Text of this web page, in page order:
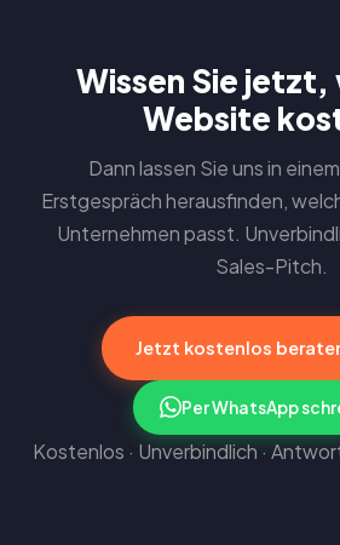
Wissen Sie jetzt,
Website
Dann lassen Sie uns in
Erstgespräch herausfinden,
Unternehmen passt.
Sales-Pitch.
Jetzt kostenlos
Per WhatsApp
Kostenlos · Unverbindlich ·